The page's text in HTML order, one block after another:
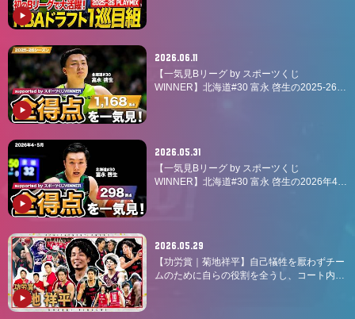
2026.06.11
【一気見Bリーグ by スポーツくじ
WINNER】北海道#30 富永 啓生の2025-26シ
2026.05.31
【一気見Bリーグ by スポーツくじ
WINNER】北海道#30 富永 啓生の2026年4・
2026.05.29
【功労賞｜菊地祥平】自己犠牲を厭わずチー
ムのために自らの役割を全うし、コート内外